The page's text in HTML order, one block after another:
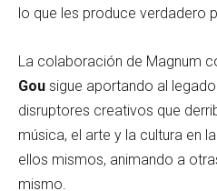
lo que les produce verdadero
La colaboración de Magnum
Gou sigue aportando al
disruptores creativos que
música, el arte y la cultura en
ellos mismos, animando a
mismo.